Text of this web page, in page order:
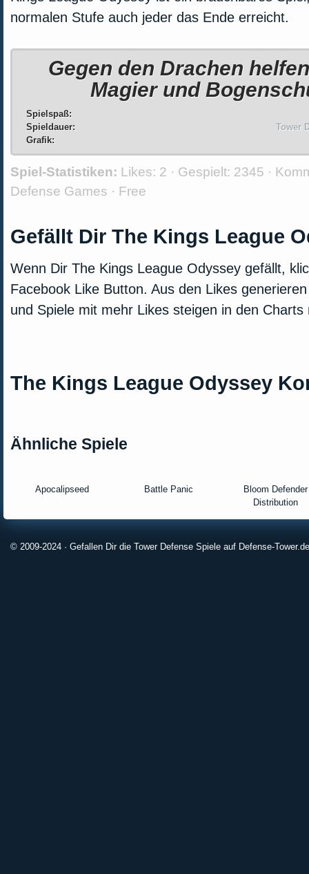
normalen Stufe auch jeder das Ende erreicht.
Gegen den Drachen
Magier und
Tower
Spielspaß:
Spieldauer:
Grafik:
Spiel-Statistiken: Likes: 2 · Gespielt: 2345 ·
Defense Games · Free
Gefällt Dir The Kings League
Wenn Dir The Kings League Odyssey gefällt,
Facebook Like Button. Aus den Likes
und Spiele mit mehr Likes steigen in den Charts
The Kings League Odyssey
Ähnliche Spiele
Apocalipseed Battle Panic
Bloom Defender
Distribution
© 2009-2024 · Gefallen Dir die Tower Defense Spiele auf Defense-